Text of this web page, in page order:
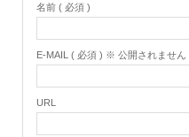
名前 ( 必須 )
E-MAIL ( 必須 ) ※ 公開されません
URL